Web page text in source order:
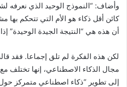
وأضاف: “النموذج الوحيد الذي نعرفه
كائن أقل ذكاء هو الأم التي تتحكم بها
أن هذه هي “النتيجة الجيدة الوحيدة”
لكن هذه الفكرة لم تلق إجماعا. فقد
مجال الذكاء الاصطناعي، إنها تختلف
إلى تطوير “ذكاء اصطناعي متمركز